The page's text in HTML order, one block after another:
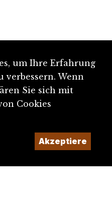
um Ihre Erfahrung
verbessern. Wenn
Sie sich mit
Cookies
Akzeptiere